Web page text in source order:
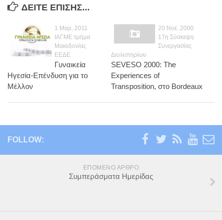
ΔΕΊΤΕ ΕΠΊΣΗΣ...
1 Μαρ, 2011
ΙΑΓΜΕ τμήμα
Μακεδονίας
ΕΕΔΕ
Γυναικεία
Ηγεσία-Επένδυση για το
Μέλλον
20 Νοέ, 2000
17η Σύσκεψη
Συνεργασίας
Διυλιστηρίων
SEVESO 2000: The
Experiences of
Transposition, στο Bordeaux
FOLLOW:
ΕΠΌΜΕΝΟ ΆΡΘΡΟ
Συμπεράσματα Ημερίδας